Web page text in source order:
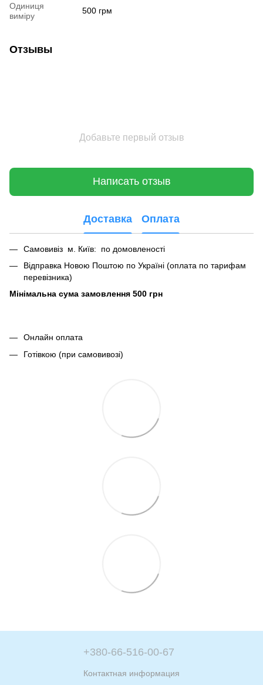
Одиниця
виміру
500 грм
Отзывы
Добавьте первый отзыв
Написать отзыв
Доставка Оплата
Самовивіз м. Київ: по домовленості
Відправка Новою Поштою по Україні (оплата по тарифам
перевізника)
Мінімальна сума замовлення 500 грн
Онлайн оплата
Готівкою (при самовивозі)
+380-66-516-00-67
Контактная информация